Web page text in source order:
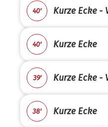
40' Kurze Ecke -
40' Kurze Ecke
39' Kurze Ecke -
38' Kurze Ecke